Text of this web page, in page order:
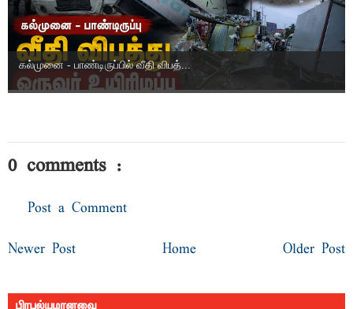
கல்முனை - பாண்டிருப்பில் வீதி விபத்...
0 comments :
Post a Comment
Newer Post Older Post
Home
பிரபல்யமானவை